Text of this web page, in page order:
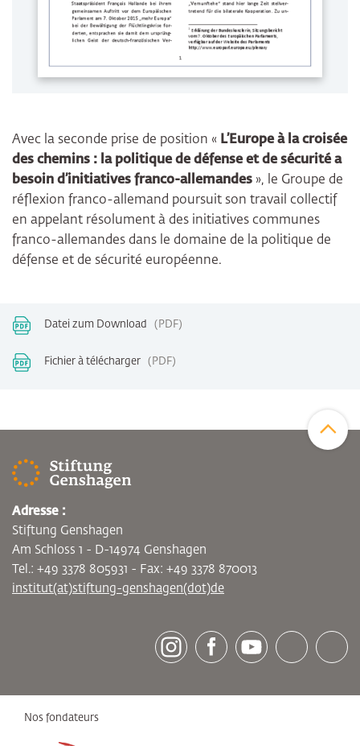
Avec la seconde prise de position « L’Europe à la croisée
des chemins : la politique de défense et de sécurité a
besoin d’initiatives franco-allemandes », le Groupe de
réflexion franco-allemand poursuit son travail collectif
en appelant résolument à des initiatives communes
franco-allemandes dans le domaine de la politique de
défense et de sécurité européenne.
Datei zum Download PDF
Fichier à télécharger PDF
[socialLinksTitle]
Adresse :
Stiftung Genshagen
Am Schloss 1 - D-14974 Genshagen
Tel.: +49 3378 805931 - Fax: +49 3378 870013
institut(at)stiftung-genshagen(dot)de
Nos fondateurs